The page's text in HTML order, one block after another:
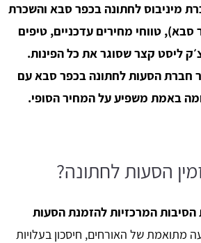
מיניבוס לחתונה בכפר סבא והשכרת
סבא), טווחי מחירים עדכניים, טיפים
ליסט קצר שסוגר את כל הפינות.
חברת הסעות לחתונה בכפר סבא עם
ומה באמת משפיע על המחיר הסופי.
הסעות לחתונה?
המרכזיות להזמנת הסעות
מתואמת של האורחים, חיסכון בעלויות